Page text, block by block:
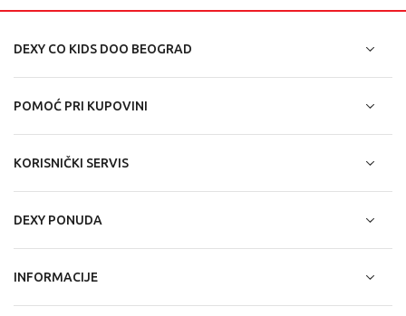
DEXY CO KIDS DOO BEOGRAD
POMOĆ PRI KUPOVINI
KORISNIČKI SERVIS
DEXY PONUDA
INFORMACIJE